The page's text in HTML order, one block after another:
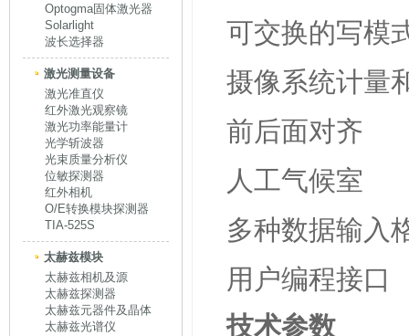
Optogma固体激光器
Solarlight
波长选择器
激光测量设备
激光准直仪
红外激光观察镜
激光功率能量计
光学斩波器
光束质量分析仪
位敏探测器
红外相机
O/E转换模块探测器
TIA-525S
太赫兹模块
太赫兹相机及源
太赫兹探测器
太赫兹元器件及晶体
太赫兹光谱仪
可交换的写模
摄像系统计量
前后面对齐
人工气候室
多种数据输入
用户编程接口
技术参数